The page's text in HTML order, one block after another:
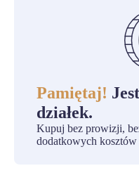
Pamiętaj!
działek.
Kupuj bez prowizji,
dodatkowych kosztów